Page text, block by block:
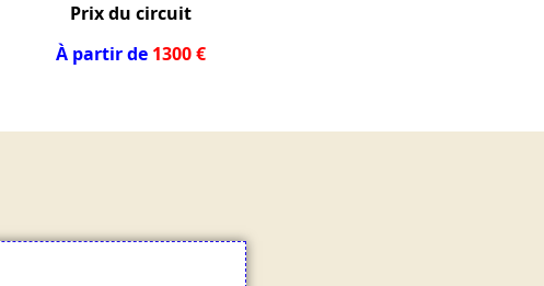
Prix du circuit
À partir de 1300 €